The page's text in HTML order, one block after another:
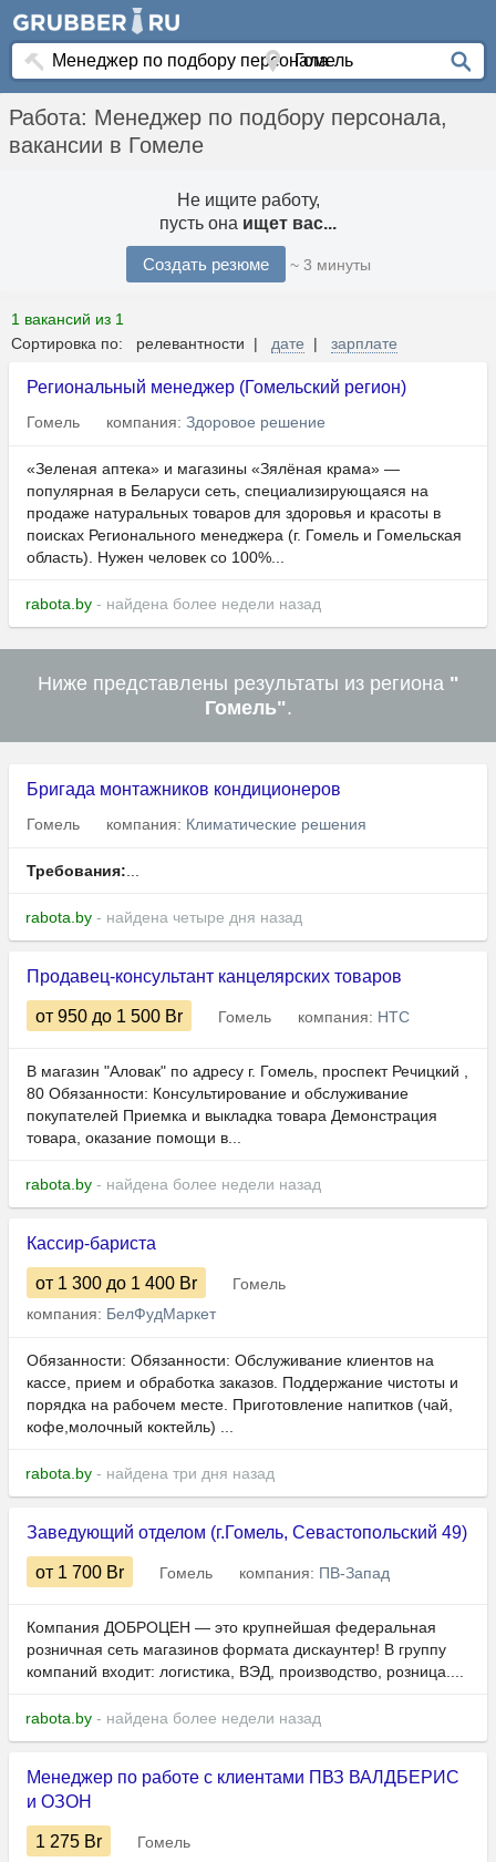
Работа: Менеджер по подбору персонала,
вакансии в Гомеле
Не ищите работу,
пусть она ищет вас...
Создать резюме ~ 3 минуты
1 вакансий из 1
Сортировка по: релевантности | дате | зарплате
Региональный менеджер (Гомельский регион)
Гомель компания: Здоровое решение
«Зеленая аптека» и магазины «Зялёная крама» —
популярная в Беларуси сеть, специализирующаяся на
продаже натуральных товаров для здоровья и красоты в
поисках Регионального менеджера (г. Гомель и Гомельская
область). Нужен человек со 100%...
rabota.by - найдена более недели назад
Ниже представлены результаты из региона "
Гомель".
Бригада монтажников кондиционеров
Гомель компания: Климатические решения
Требования:...
rabota.by - найдена четыре дня назад
Продавец-консультант канцелярских товаров
от 950 до 1 500 Br Гомель компания: НТС
В магазин "Аловак" по адресу г. Гомель, проспект Речицкий ,
80 Обязанности: Консультирование и обслуживание
покупателей Приемка и выкладка товара Демонстрация
товара, оказание помощи в...
rabota.by - найдена более недели назад
Кассир-бариста
от 1 300 до 1 400 Br
Гомель
компания: БелФудМаркет
Обязанности: Обязанности: Обслуживание клиентов на
кассе, прием и обработка заказов. Поддержание чистоты и
порядка на рабочем месте. Приготовление напитков (чай,
кофе,молочный коктейль) ...
rabota.by - найдена три дня назад
Заведующий отделом (г.Гомель, Севастопольский 49)
от 1 700 Br Гомель компания: ПВ-Запад
Компания ДОБРОЦЕН — это крупнейшая федеральная
розничная сеть магазинов формата дискаунтер! В группу
компаний входит: логистика, ВЭД, производство, розница....
rabota.by - найдена более недели назад
Менеджер по работе с клиентами ПВЗ ВАЛДБЕРИС
и ОЗОН
1 275 Br
Гомель